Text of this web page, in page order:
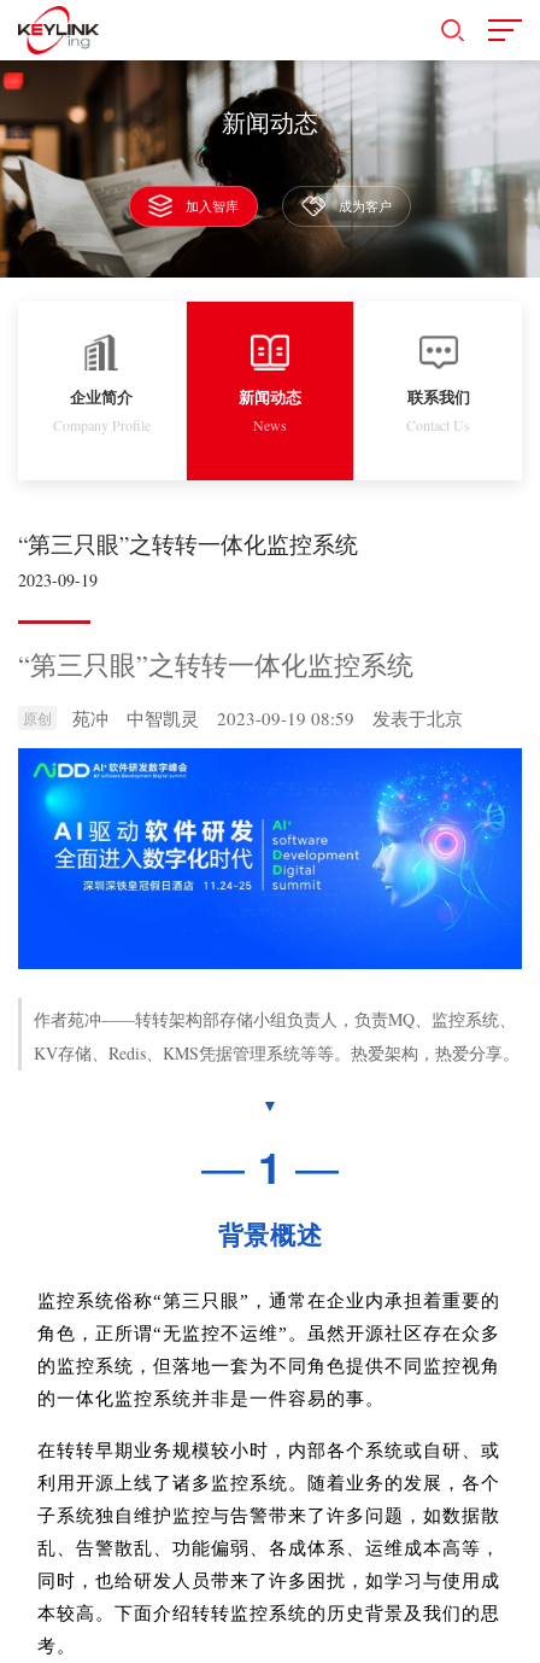
新闻动态
加入智库 成为客户
企业简介
Company Profile
新闻动态
News
联系我们
Contact Us
“第三只眼”之转转一体化监控系统
2023-09-19
“第三只眼”之转转一体化监控系统
原创 苑冲 中智凯灵 2023-09-19 08:59 发表于北京
作者苑冲——转转架构部存储小组负责人，负责MQ、监控系统、
KV存储、Redis、KMS凭据管理系统等等。热爱架构，热爱分享。
▼
— 1 —
背景概述
监控系统俗称“第三只眼”，通常在企业内承担着重要的
角色，正所谓“无监控不运维”。虽然开源社区存在众多
的监控系统，但落地一套为不同角色提供不同监控视角
的一体化监控系统并非是一件容易的事。
在转转早期业务规模较小时，内部各个系统或自研、或
利用开源上线了诸多监控系统。随着业务的发展，各个
子系统独自维护监控与告警带来了许多问题，如数据散
乱、告警散乱、功能偏弱、各成体系、运维成本高等，
同时，也给研发人员带来了许多困扰，如学习与使用成
本较高。下面介绍转转监控系统的历史背景及我们的思
考。